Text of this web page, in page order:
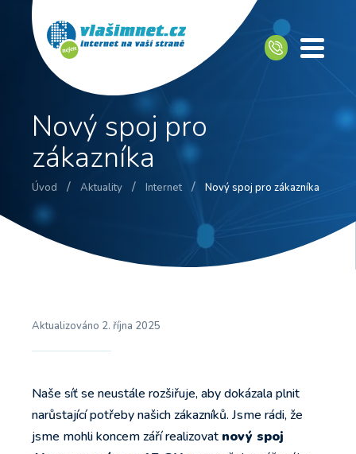
Nový spoj pro
zákazníka
Úvod / Aktuality / Internet / Nový spoj pro zákazníka
Aktualizováno 2. října 2025
Naše síť se neustále rozšiřuje, aby dokázala plnit
narůstající potřeby našich zákazníků. Jsme rádi, že
jsme mohli koncem září realizovat nový spoj